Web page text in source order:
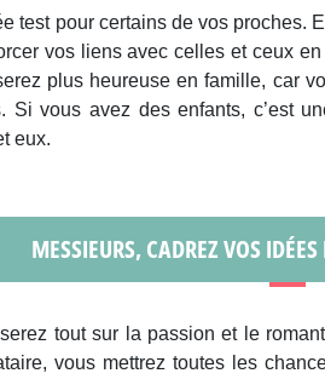
test pour certains de vos proches.
vos liens avec celles et ceux
plus heureuse en famille, car
Si vous avez des enfants, c’est
eux.
MESSIEURS, CADREZ VOS
tout sur la passion et le
vous mettrez toutes les